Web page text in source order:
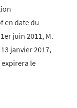
en date du
juin 2011, M.
janvier 2017,
le